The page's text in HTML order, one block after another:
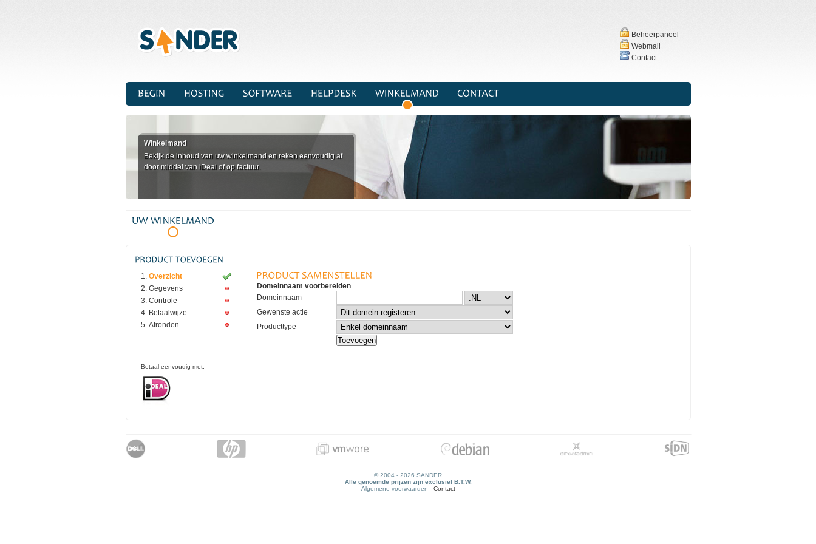
Beheerpaneel
Webmail
Contact
Winkelmand
Bekijk de inhoud van uw winkelmand en reken eenvoudig af
door middel van iDeal of op factuur.
Overzicht
Gegevens
Controle
Betaalwijze
Afronden
Betaal eenvoudig met:
Domeinnaam voorbereiden
Domeinnaam
Gewenste actie
Producttype
© 2004 - 2026 SANDER
Alle genoemde prijzen zijn exclusief B.T.W.
Algemene voorwaarden - Contact